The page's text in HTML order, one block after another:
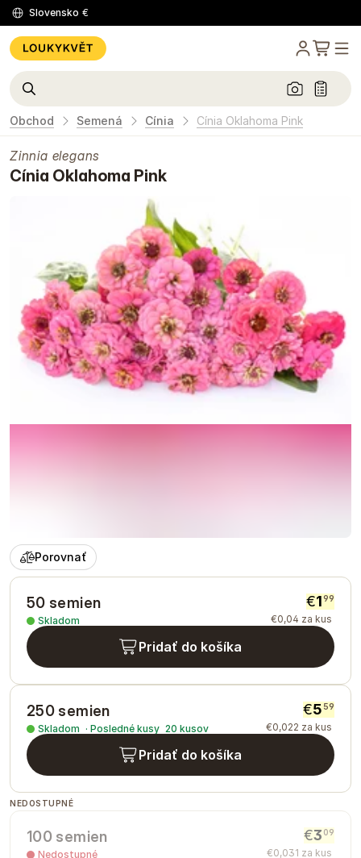
Slovensko €
Obchod Semená Cínia Cínia Oklahoma Pink
Zinnia elegans
Cínia Oklahoma Pink
Porovnať
50 semien
Skladom
€199
€0,04 za kus
Pridať do košíka
250 semien
Skladom · Posledné kusy 20 kusov
€5 59
€0,022 za kus
Pridať do košíka
NEDOSTUPNÉ
100 semien
Nedostupné
€3 09
€0,031 za kus